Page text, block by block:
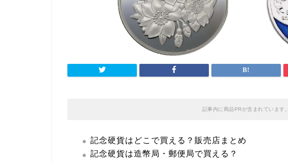
記事内に商品PRが含まれています。
記念硬貨はどこで買える？販売店まとめ
記念硬貨は造幣局・郵便局で買える？